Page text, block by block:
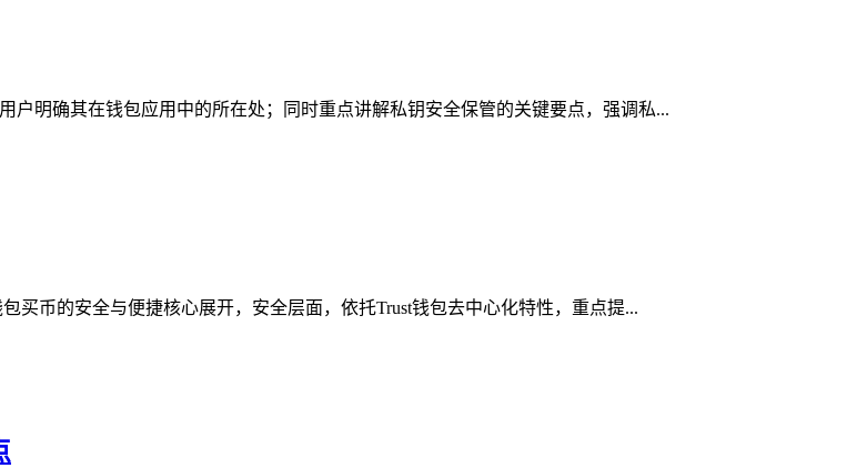
户明确其在钱包应用中的所在处；同时重点讲解私钥安全保管的关键要点，强调私...
买币的安全与便捷核心展开，安全层面，依托Trust钱包去中心化特性，重点提...